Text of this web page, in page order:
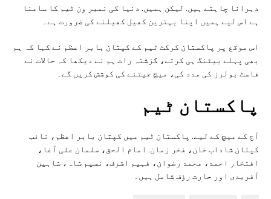
دہرانا چاہتے ہیں. لیکن ہمیں. دنیا کی نمبر ون ٹیم کا سامنا
ہے اس لیے ہمیں اپنا بہترین کھیل کھیلنے کی ضرورت ہے۔
اس موقع پر پاکستان کرکٹ ٹیم کے کپتان بابر اعظم نے کہا کہ ہم
بھی پہلے بیٹنگ ہی کرتے، گزشتہ رات ہم نے دیکھا کہ حالات نے
فاسٹ بولرز کی مدد کی، میچ جیتنے کی کوشش کریں گے۔
پاکستان ٹیم
آج کے میچ کے لیے. پاکستان ٹیم میں کپتان بابر اعظم، نائب
کپتان شاداب خان، فخر زمان. امام الحق، سلمان علی آغا،
افتخار احمد، محمد رضوان، فہیم اشرف، نسیم شاہ، شاہین
آفریدی اور حارث رؤف شامل ہیں۔